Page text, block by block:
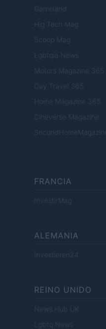
Gameland
Hig Tech Mag
Scoop Mag
Lgbtqia News
Motors Magazine 365
Day Travel 365
Home Magazine 365
Cineverse Magazine
SecondHomeMagazine
FRANCIA
InvestirMag
ALEMANIA
Investieren24
REINO UNIDO
News Hub UK
Lgbtq News